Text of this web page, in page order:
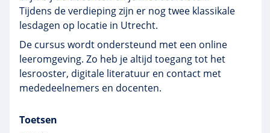
Tijdens de verdieping zijn er nog twee klassikale
lesdagen op locatie in Utrecht.
De cursus wordt ondersteund met een online
leeromgeving. Zo heb je altijd toegang tot het
lesrooster, digitale literatuur en contact met
mededeelnemers en docenten.
Toetsen